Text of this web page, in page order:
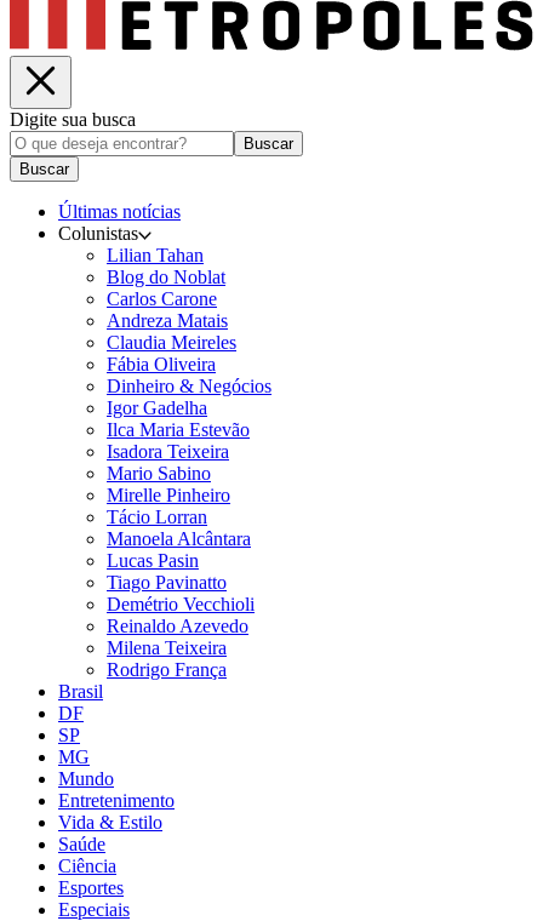
Digite sua busca
Buscar
Buscar
Últimas notícias
Colunistas
Lilian Tahan
Blog do Noblat
Carlos Carone
Andreza Matais
Claudia Meireles
Fábia Oliveira
Dinheiro & Negócios
Igor Gadelha
Ilca Maria Estevão
Isadora Teixeira
Mario Sabino
Mirelle Pinheiro
Tácio Lorran
Manoela Alcântara
Lucas Pasin
Tiago Pavinatto
Demétrio Vecchioli
Reinaldo Azevedo
Milena Teixeira
Rodrigo França
Brasil
DF
SP
MG
Mundo
Entretenimento
Vida & Estilo
Saúde
Ciência
Esportes
Especiais